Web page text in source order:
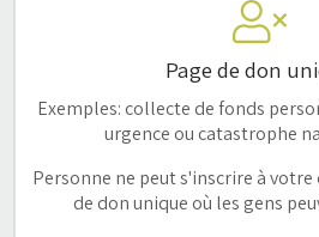
Page de don
Exemples: collecte de fonds
urgence ou catastrophe
Personne ne peut s'inscrire à votre
de don unique où les gens